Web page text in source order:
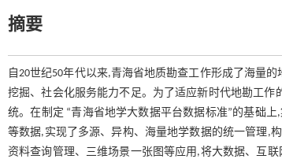
摘要
自20世纪50年代以来,青海省地质勘查工作形成了海量
挖掘、社会化服务能力不足。为了适应新时代地勘工
统。在制定 “青海省地学大数据平台数据标准”的基础
等数据,实现了多源、异构、海量地学数据的统一管理,
资料查询管理、三维场景一张图等应用,将大数据、互